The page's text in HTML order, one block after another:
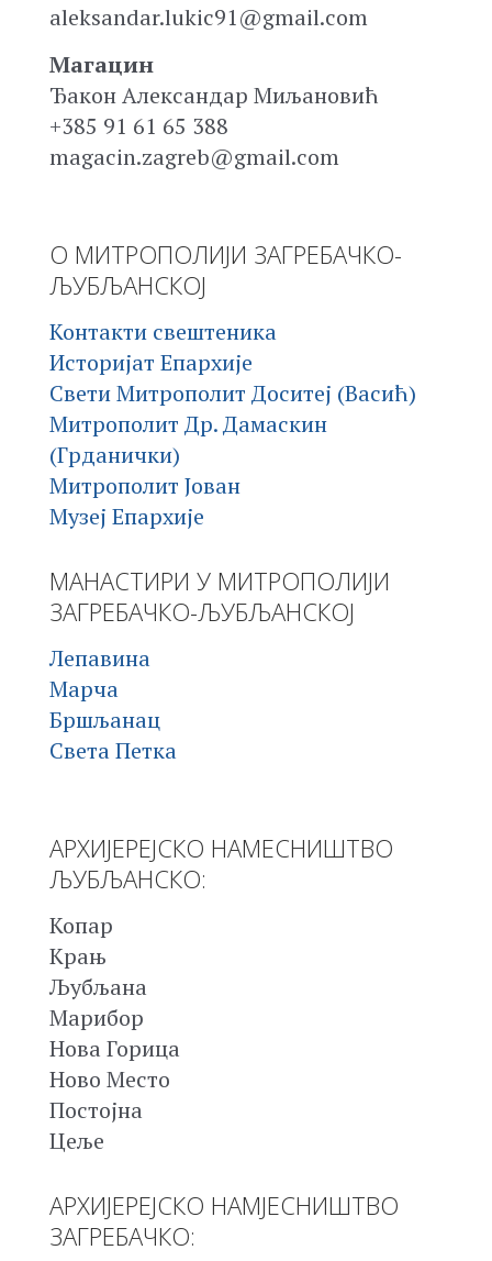
aleksandar.lukic91@gmail.com
Магацин
Ђакон Александар Миљановић
+385 91 61 65 388
magacin.zagreb@gmail.com
О МИТРОПОЛИЈИ ЗАГРЕБАЧКО-
ЉУБЉАНСКОЈ
Контакти свештеника
Историјат Епархије
Свети Митрополит Доситеј (Васић)
Митрополит Др. Дамаскин
(Грданички)
Митрополит Јован
Музеј Епархије
МАНАСТИРИ У МИТРОПОЛИЈИ
ЗАГРЕБАЧКО-ЉУБЉАНСКОЈ
Лепавина
Марча
Бршљанац
Света Петка
АРХИЈЕРЕЈСКО НАМЕСНИШТВО
ЉУБЉАНСКО:
Копар
Крањ
Љубљана
Марибор
Нова Горица
Ново Место
Постојна
Цеље
АРХИЈЕРЕЈСКО НАМЈЕСНИШТВО
ЗАГРЕБАЧКО: